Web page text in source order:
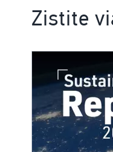
Zistite